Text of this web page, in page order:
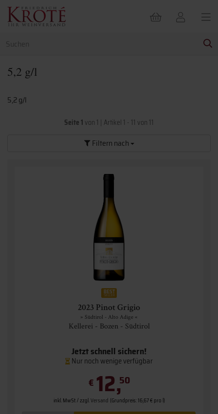
5,2 g/l
5,2 g/l
Seite 1 von 1 | Artikel 1 - 11 von 11
Filtern nach
2023 Pinot Grigio
» Südtirol - Alto Adige «
Kellerei - Bozen - Südtirol
Jetzt schnell sichern!
Nur noch wenige verfügbar
€ 12,50
inkl. MwSt. / zzgl.Versand (Grundpreis: 16,67 € pro l)